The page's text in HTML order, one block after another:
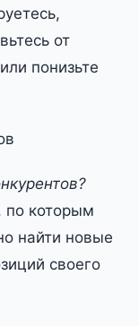
от
понизьте
по которым
найти новые
своего